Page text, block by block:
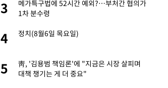
3
메가특구법에 52시간 예외?…부처간 협의가
1차 분수령
4 정치(8월6일 목요일)
5
靑, '김용범 책임론'에 "지금은 시장 살피며
대책 챙기는 게 더 중요"